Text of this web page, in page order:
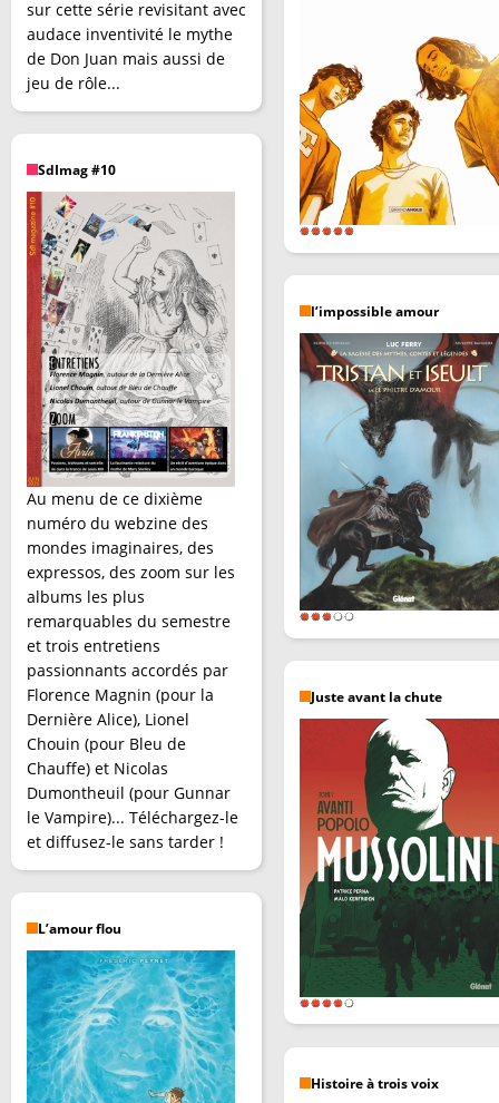
sur cette série revisitant avec
audace inventivité le mythe
de Don Juan mais aussi de
jeu de rôle...
SdImag #10
Au menu de ce dixième
numéro du webzine des
mondes imaginaires, des
expressos, des zoom sur les
albums les plus
remarquables du semestre
et trois entretiens
passionnants accordés par
Florence Magnin (pour la
Dernière Alice), Lionel
Chouin (pour Bleu de
Chauffe) et Nicolas
Dumontheuil (pour Gunnar
le Vampire)... Téléchargez-le
et diffusez-le sans tarder !
L’amour flou
l’impossible amour
Juste avant la chute
Histoire à trois voix